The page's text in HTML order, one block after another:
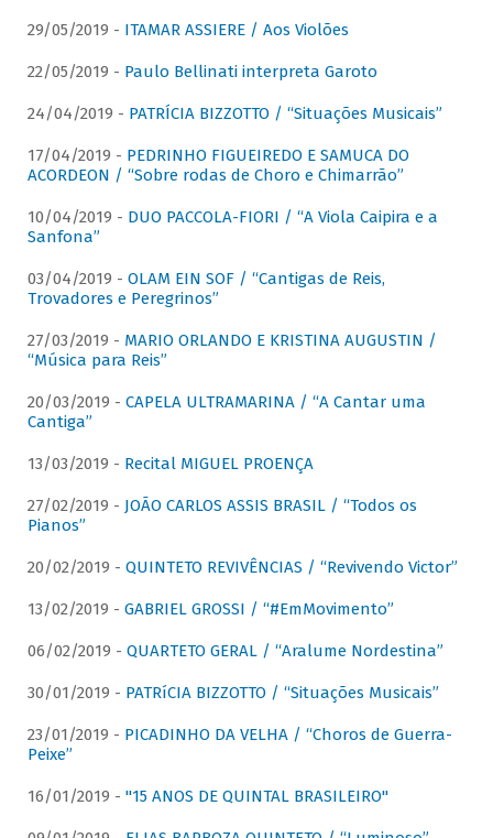
29/05/2019 - ITAMAR ASSIERE / Aos Violões
22/05/2019 - Paulo Bellinati interpreta Garoto
24/04/2019 - PATRÍCIA BIZZOTTO / “Situações Musicais”
17/04/2019 - PEDRINHO FIGUEIREDO E SAMUCA DO
ACORDEON / “Sobre rodas de Choro e Chimarrão”
10/04/2019 - DUO PACCOLA-FIORI / “A Viola Caipira e a
Sanfona”
03/04/2019 - OLAM EIN SOF / “Cantigas de Reis,
Trovadores e Peregrinos”
27/03/2019 - MARIO ORLANDO E KRISTINA AUGUSTIN /
“Música para Reis”
20/03/2019 - CAPELA ULTRAMARINA / “A Cantar uma
Cantiga”
13/03/2019 - Recital MIGUEL PROENÇA
27/02/2019 - JOÃO CARLOS ASSIS BRASIL / “Todos os
Pianos”
20/02/2019 - QUINTETO REVIVÊNCIAS / “Revivendo Victor”
13/02/2019 - GABRIEL GROSSI / “#EmMovimento”
06/02/2019 - QUARTETO GERAL / “Aralume Nordestina”
30/01/2019 - PATRíCIA BIZZOTTO / “Situações Musicais”
23/01/2019 - PICADINHO DA VELHA / “Choros de Guerra-
Peixe”
16/01/2019 - "15 ANOS DE QUINTAL BRASILEIRO"